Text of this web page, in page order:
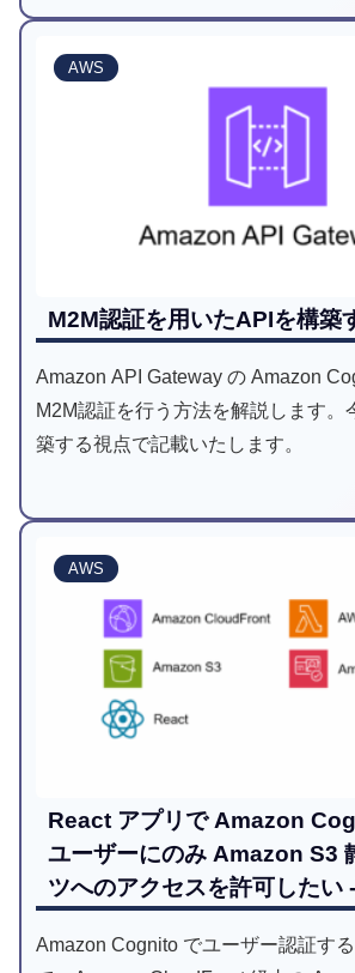
AWS
M2M認証を用いたAPIを構築
Amazon API Gateway の Amazon
M2M認証を行う方法を解説します。
築する視点で記載いたします。
AWS
React アプリで Amazon
ユーザーにのみ Amazon S3
ツへのアクセスを許可したい
Amazon Cognito でユーザー認証す